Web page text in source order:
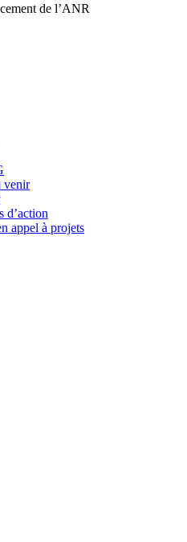
de l’ANR
venir
d’action
appel à projets